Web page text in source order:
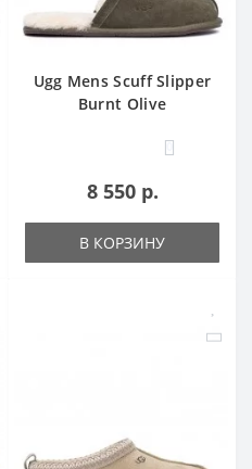
Ugg Mens Scuff Slipper
Burnt Olive
0
8 550 р.
В КОРЗИНУ